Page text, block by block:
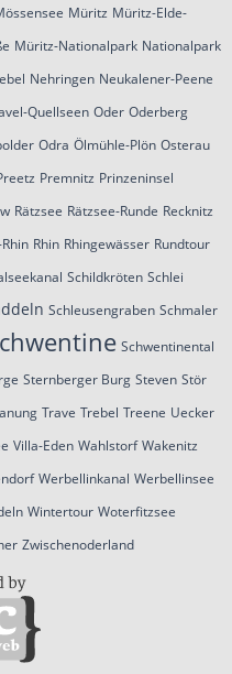
Müritz Müritz-Elde-
Müritz-Nationalpark Nationalpark
Nehringen Neukalener-Peene
Quellseen Oder Oderberg
Odra Ölmühle-Plön Osterau
Premnitz Prinzeninsel
Rätzsee Rätzsee-Runde Recknitz
Rhin Rhingewässer Rundtour
Schildkröten Schlei
Schleusengraben Schmaler
Schwentinental
Sternberger Burg Steven Stör
Trave Trebel Treene Uecker
Villa-Eden Wahlstorf Wakenitz
Werbellinkanal Werbellinsee
Wintertour Woterfitzsee
Zwischenoderland